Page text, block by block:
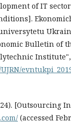
of IT
Bulletin of
Institute",
[Outsourcing
(accessed